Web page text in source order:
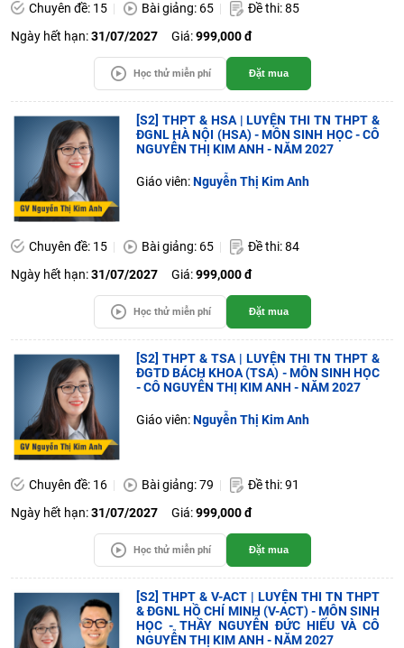
Chuyên đề: 15 Bài giảng: 65
Đề thi: 85
Ngày hết hạn:31/07/2027 Giá:999,000 đ
Học thử miễn phí Đặt mua
[S2] THPT & HSA | LUYỆN THI TN THPT &
ĐGNL HÀ NỘI (HSA) - MÔN SINH HỌC - CÔ
NGUYỄN THỊ KIM ANH - NĂM 2027
Giáo viên:Nguyễn Thị Kim Anh
Chuyên đề: 15 Bài giảng: 65
Đề thi: 84
Ngày hết hạn:31/07/2027 Giá:999,000 đ
Học thử miễn phí Đặt mua
[S2] THPT & TSA | LUYỆN THI TN THPT &
ĐGTD BÁCH KHOA (TSA) - MÔN SINH HỌC
- CÔ NGUYỄN THỊ KIM ANH - NĂM 2027
Giáo viên:Nguyễn Thị Kim Anh
Chuyên đề: 16 Bài giảng: 79
Đề thi: 91
Ngày hết hạn:31/07/2027 Giá:999,000 đ
Học thử miễn phí Đặt mua
[S2] THPT & V-ACT | LUYỆN THI TN THPT
& ĐGNL HỒ CHÍ MINH (V-ACT) - MÔN SINH
HỌC - THẦY NGUYỄN ĐỨC HIẾU VÀ CÔ
NGUYỄN THỊ KIM ANH - NĂM 2027